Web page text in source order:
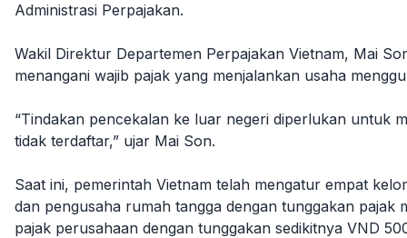
Administrasi Perpajakan.
Wakil Direktur Departemen Perpajakan Vietnam, Mai
menangani wajib pajak yang menjalankan usaha
“Tindakan pencekalan ke luar negeri diperlukan untuk
tidak terdaftar,” ujar Mai Son.
Saat ini, pemerintah Vietnam telah mengatur empat
dan pengusaha rumah tangga dengan tunggakan
pajak perusahaan dengan tunggakan sedikitnya VND